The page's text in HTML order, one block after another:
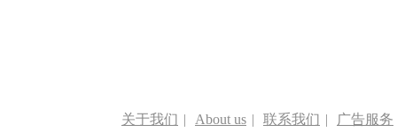
关于我们 | About us | 联系我们 | 广告服务